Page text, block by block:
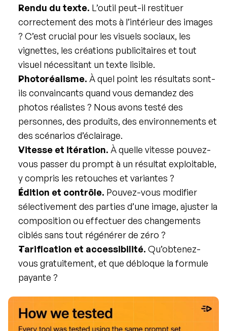
Rendu du texte. L’outil peut-il restituer
correctement des mots à l’intérieur des images
? C’est crucial pour les visuels sociaux, les
vignettes, les créations publicitaires et tout
visuel nécessitant un texte lisible.
Photoréalisme. À quel point les résultats sont-
ils convaincants quand vous demandez des
photos réalistes ? Nous avons testé des
personnes, des produits, des environnements et
des scénarios d’éclairage.
Vitesse et itération. À quelle vitesse pouvez-
vous passer du prompt à un résultat exploitable,
y compris les retouches et variantes ?
Édition et contrôle. Pouvez-vous modifier
sélectivement des parties d’une image, ajuster la
composition ou effectuer des changements
ciblés sans tout régénérer de zéro ?
Tarification et accessibilité. Qu’obtenez-
vous gratuitement, et que débloque la formule
payante ?